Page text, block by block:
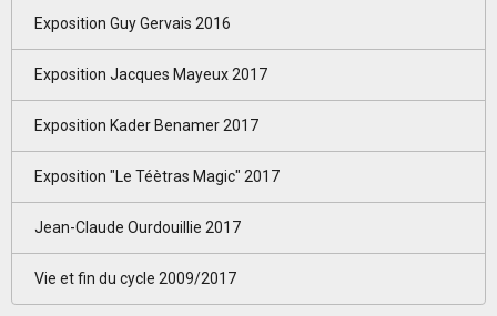
Exposition Guy Gervais 2016
Exposition Jacques Mayeux 2017
Exposition Kader Benamer 2017
Exposition "Le Téètras Magic" 2017
Jean-Claude Ourdouillie 2017
Vie et fin du cycle 2009/2017